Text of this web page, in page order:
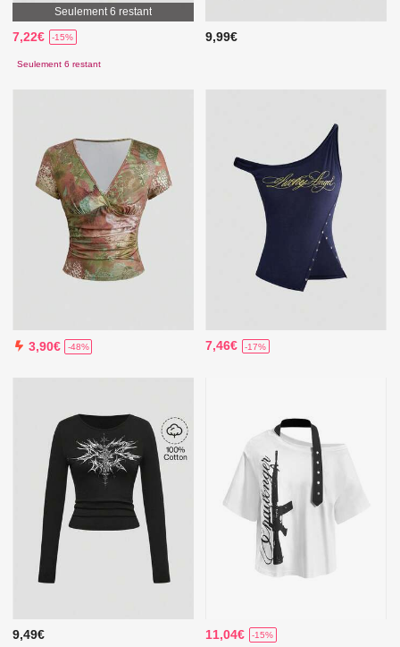
Seulement 6 restant
7,22€ -15%
Seulement 6 restant
9,99€
3,90€ -48% 7,46€ -17%
9,49€ 11,04€ -15%